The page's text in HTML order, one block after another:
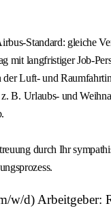
Standard: gleiche
mit langfristiger Job-
Luft- und
B. Urlaubs- und
durch Ihr
w/d) Arbeitgeber: